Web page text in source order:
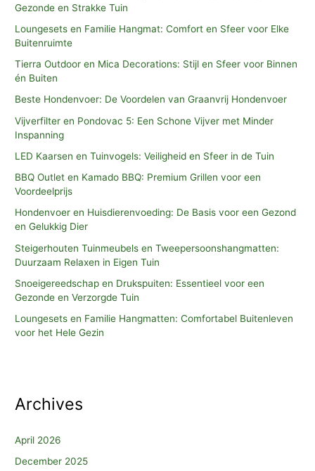
Gezonde en Strakke Tuin
Loungesets en Familie Hangmat: Comfort en Sfeer voor Elke
Buitenruimte
Tierra Outdoor en Mica Decorations: Stijl en Sfeer voor Binnen
én Buiten
Beste Hondenvoer: De Voordelen van Graanvrij Hondenvoer
Vijverfilter en Pondovac 5: Een Schone Vijver met Minder
Inspanning
LED Kaarsen en Tuinvogels: Veiligheid en Sfeer in de Tuin
BBQ Outlet en Kamado BBQ: Premium Grillen voor een
Voordeelprijs
Hondenvoer en Huisdierenvoeding: De Basis voor een Gezond
en Gelukkig Dier
Steigerhouten Tuinmeubels en Tweepersoonshangmatten:
Duurzaam Relaxen in Eigen Tuin
Snoeigereedschap en Drukspuiten: Essentieel voor een
Gezonde en Verzorgde Tuin
Loungesets en Familie Hangmatten: Comfortabel Buitenleven
voor het Hele Gezin
Archives
April 2026
December 2025